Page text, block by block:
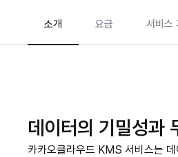
소개 요금 서비스
데이터의 기밀성과
카카오클라우드 KMS 서비스는